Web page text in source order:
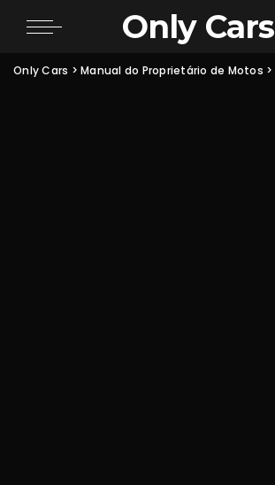
Only Cars
Only Cars >Manual do Proprietário de Motos >